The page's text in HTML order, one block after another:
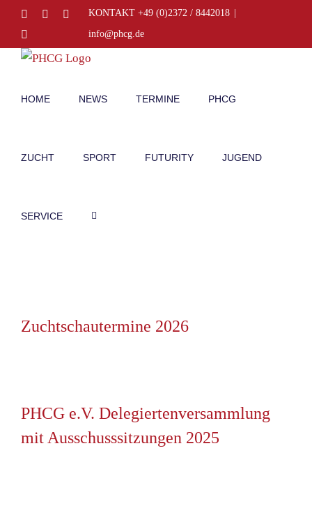
Inhalt
springen
FacebookInstagramKONTAKT +49 (0)2372 / 8442018
info@phcg.de
HOME NEWS TERMINE PHCG
ZUCHT SPORT FUTURITY JUGEND
SERVICE
Zuchtschautermine 2026
PHCG e.V. Delegiertenversammlung
mit Ausschusssitzungen 2025